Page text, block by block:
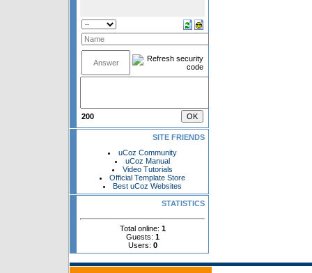
200
SITE FRIENDS
uCoz Community
uCoz Manual
Video Tutorials
Official Template Store
Best uCoz Websites
STATISTICS
Total online: 1
Guests: 1
Users: 0